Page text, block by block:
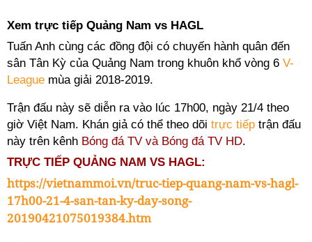
Xem trực tiếp Quảng Nam vs HAGL
Tuấn Anh cùng các đồng đội có chuyến hành quân đến
sân Tân Kỳ của Quảng Nam trong khuôn khổ vòng 6 V-
League mùa giải 2018-2019.
Trận đấu này sẽ diễn ra vào lúc 17h00, ngày 21/4 theo
giờ Việt Nam. Khán giả có thể theo dõi trực tiếp trận đấu
này trên kênh Bóng đá TV và Bóng đá TV HD.
TRỰC TIẾP QUẢNG NAM VS HAGL:
https://vietnammoi.vn/truc-tiep-quang-nam-vs-hagl-
17h00-21-4-san-tan-ky-day-song-
20190421075019384.htm